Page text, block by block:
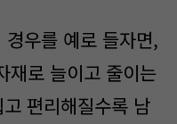
우를 예로 들자면,
재로 늘이고 줄이는
편리해질수록 남